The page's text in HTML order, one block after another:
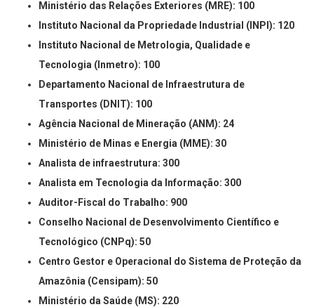
Ministério das Relações Exteriores (MRE): 100
Instituto Nacional da Propriedade Industrial (INPI): 120
Instituto Nacional de Metrologia, Qualidade e
Tecnologia (Inmetro): 100
Departamento Nacional de Infraestrutura de
Transportes (DNIT): 100
Agência Nacional de Mineração (ANM): 24
Ministério de Minas e Energia (MME): 30
Analista de infraestrutura: 300
Analista em Tecnologia da Informação: 300
Auditor-Fiscal do Trabalho: 900
Conselho Nacional de Desenvolvimento Científico e
Tecnológico (CNPq): 50
Centro Gestor e Operacional do Sistema de Proteção da
Amazônia (Censipam): 50
Ministério da Saúde (MS): 220